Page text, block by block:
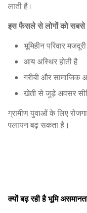
लाती है।
इस फैसले से लोगों को सबसे
भूमिहीन परिवार
आय अस्थिर होती है
गरीबी और सामाजिक
खेती से जुड़े अवसर
ग्रामीण युवाओं के लिए
पलायन बढ़ सकता है।
क्यों बढ़ रही है भूमि